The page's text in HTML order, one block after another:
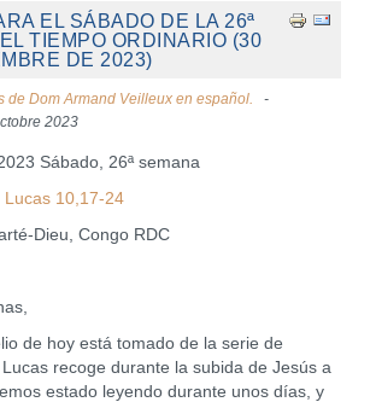
EL SÁBADO DE LA 26ª
TIEMPO ORDINARIO (30
DE 2023)
de Dom Armand Veilleux en español.
2023
Sábado, 26ª semana
Lucas 10,17-24
Dieu, Congo RDC
hoy está tomado de la serie de
recoge durante la subida de Jesús a
estado leyendo durante unos días, y